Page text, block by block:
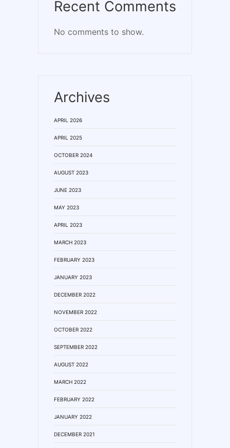
Recent Comments
No comments to show.
Archives
APRIL 2026
APRIL 2025
OCTOBER 2024
AUGUST 2023
JUNE 2023
MAY 2023
APRIL 2023
MARCH 2023
FEBRUARY 2023
JANUARY 2023
DECEMBER 2022
NOVEMBER 2022
OCTOBER 2022
SEPTEMBER 2022
AUGUST 2022
MARCH 2022
FEBRUARY 2022
JANUARY 2022
DECEMBER 2021